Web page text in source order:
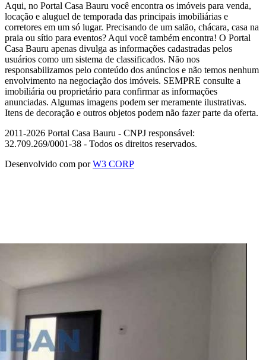
Aqui, no Portal Casa Bauru você encontra os imóveis para venda,
locação e aluguel de temporada das principais imobiliárias e
corretores em um só lugar. Precisando de um salão, chácara, casa na
praia ou sítio para eventos? Aqui você também encontra! O Portal
Casa Bauru apenas divulga as informações cadastradas pelos
usuários como um sistema de classificados. Não nos
responsabilizamos pelo conteúdo dos anúncios e não temos nenhum
envolvimento na negociação dos imóveis. SEMPRE consulte a
imobiliária ou proprietário para confirmar as informações
anunciadas. Algumas imagens podem ser meramente ilustrativas.
Itens de decoração e outros objetos podem não fazer parte da oferta.
2011-2026 Portal Casa Bauru - CNPJ responsável:
32.709.269/0001-38 - Todos os direitos reservados.
Desenvolvido com porW3 CORP